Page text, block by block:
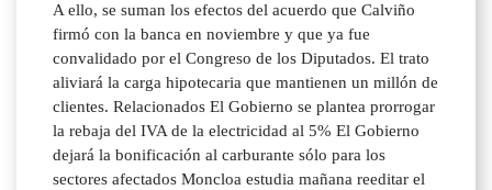
A ello, se suman los efectos del acuerdo que Calviño
firmó con la banca en noviembre y que ya fue
convalidado por el Congreso de los Diputados. El trato
aliviará la carga hipotecaria que mantienen un millón de
clientes. Relacionados El Gobierno se plantea prorrogar
la rebaja del IVA de la electricidad al 5% El Gobierno
dejará la bonificación al carburante sólo para los
sectores afectados Moncloa estudia mañana reeditar el